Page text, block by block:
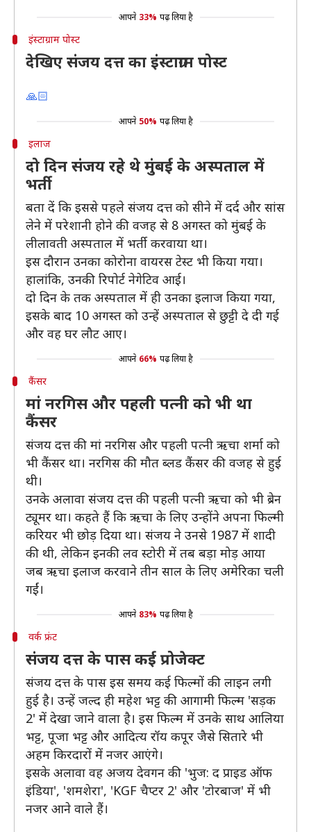
आपने 33% पढ़ लिया है
इंस्टाग्राम पोस्ट
देखिए संजय दत्त का इंस्टाग्राम पोस्ट
🙏🏻
आपने 50% पढ़ लिया है
इलाज
दो दिन संजय रहे थे मुंबई के अस्पताल में
भर्ती
बता दें कि इससे पहले संजय दत्त को सीने में दर्द और सांस
लेने में परेशानी होने की वजह से 8 अगस्त को मुंबई के
लीलावती अस्पताल में भर्ती करवाया था।
इस दौरान उनका कोरोना वायरस टेस्ट भी किया गया।
हालांकि, उनकी रिपोर्ट नेगेटिव आई।
दो दिन के तक अस्पताल में ही उनका इलाज किया गया,
इसके बाद 10 अगस्त को उन्हें अस्पताल से छुट्टी दे दी गई
और वह घर लौट आए।
आपने 66% पढ़ लिया है
कैंसर
मां नरगिस और पहली पत्नी को भी था
कैंसर
संजय दत्त की मां नरगिस और पहली पत्नी ऋचा शर्मा को
भी कैंसर था। नरगिस की मौत ब्लड कैंसर की वजह से हुई
थी।
उनके अलावा संजय दत्त की पहली पत्नी ऋचा को भी ब्रेन
ट्यूमर था। कहते हैं कि ऋचा के लिए उन्होंने अपना फिल्मी
करियर भी छोड़ दिया था। संजय ने उनसे 1987 में शादी
की थी, लेकिन इनकी लव स्टोरी में तब बड़ा मोड़ आया
जब ऋचा इलाज करवाने तीन साल के लिए अमेरिका चली
गईं।
आपने 83% पढ़ लिया है
वर्क फ्रंट
संजय दत्त के पास कई प्रोजेक्ट
संजय दत्त के पास इस समय कई फिल्मों की लाइन लगी
हुई है। उन्हें जल्द ही महेश भट्ट की आगामी फिल्म 'सड़क
2' में देखा जाने वाला है। इस फिल्म में उनके साथ आलिया
भट्ट, पूजा भट्ट और आदित्य रॉय कपूर जैसे सितारे भी
अहम किरदारों में नजर आएंगे।
इसके अलावा वह अजय देवगन की 'भुज: द प्राइड ऑफ
इंडिया', 'शमशेरा', 'KGF चैप्टर 2' और 'टोरबाज' में भी
नजर आने वाले हैं।